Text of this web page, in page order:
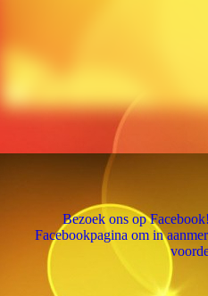
Bezoek ons op
Facebookpagina om in